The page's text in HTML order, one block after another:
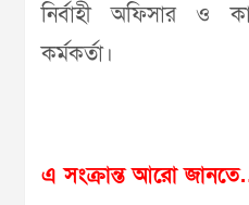
নির্বাহী অফিসার ও
কর্মকর্তা।
এ সংক্রান্ত আরো